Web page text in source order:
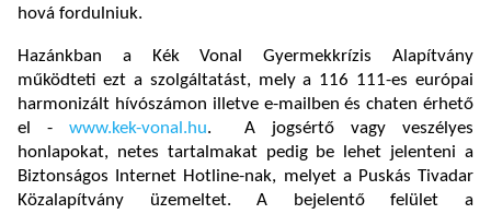
hová fordulniuk.
Hazánkban a Kék Vonal Gyermekkrízis Alapítvány
működteti ezt a szolgáltatást, mely a 116 111-es európai
harmonizált hívószámon illetve e-mailben és chaten érhető
el - www.kek-vonal.hu. A jogsértő vagy veszélyes
honlapokat, netes tartalmakat pedig be lehet jelenteni a
Biztonságos Internet Hotline-nak, melyet a Puskás Tivadar
Közalapítvány üzemeltet. A bejelentő felület a